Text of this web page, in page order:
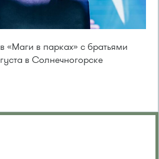
«Маги в парках» с братьями
в Солнечногорске